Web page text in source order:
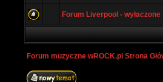
Forum Liverpool - wyłaczone
Forum muzyczne wROCK.pl Strona